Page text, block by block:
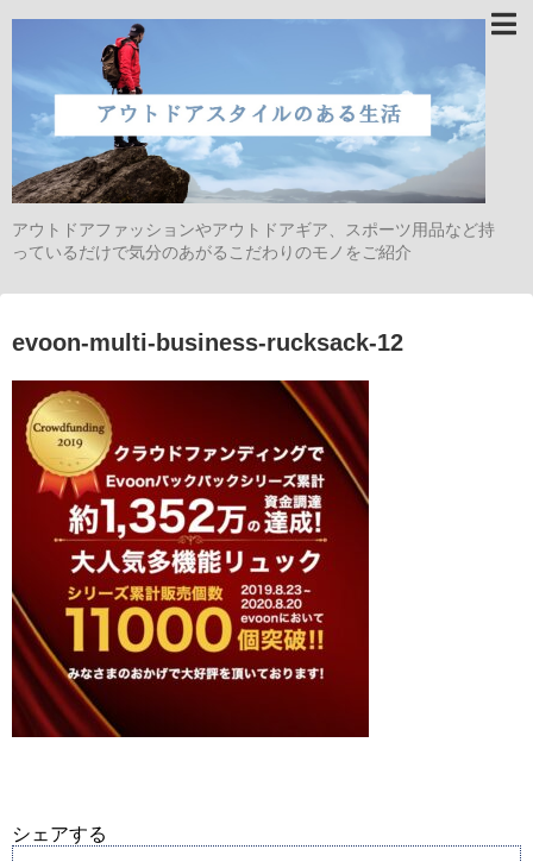
アウトドアファッションやアウトドアギア、スポーツ用品など持
っているだけで気分のあがるこだわりのモノをご紹介
evoon-multi-business-rucksack-12
シェアする